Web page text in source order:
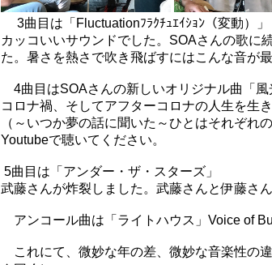
3曲目は「Fluctuationﾌﾗｸﾁｭｴｲｼｮﾝ（変動）」
カッコいいサウンドでした。SOAさんの歌に
た。暑さを熱さで吹き飛ばすにはこんな音が
4曲目はSOAさんの新しいオリジナル曲「風
コロナ禍、そしてアフターコロナの人生を生
（～いつか夢の話に聞いた～ひとはそれぞれ
Youtubeで聴いてください。
5曲目は「アンダー・ザ・スターズ」
武藤さんが炸裂しました。武藤さんと伊藤さ
アンコール曲は「ライトハウス」Voice of
これにて、微妙な年の差、微妙な音楽性の